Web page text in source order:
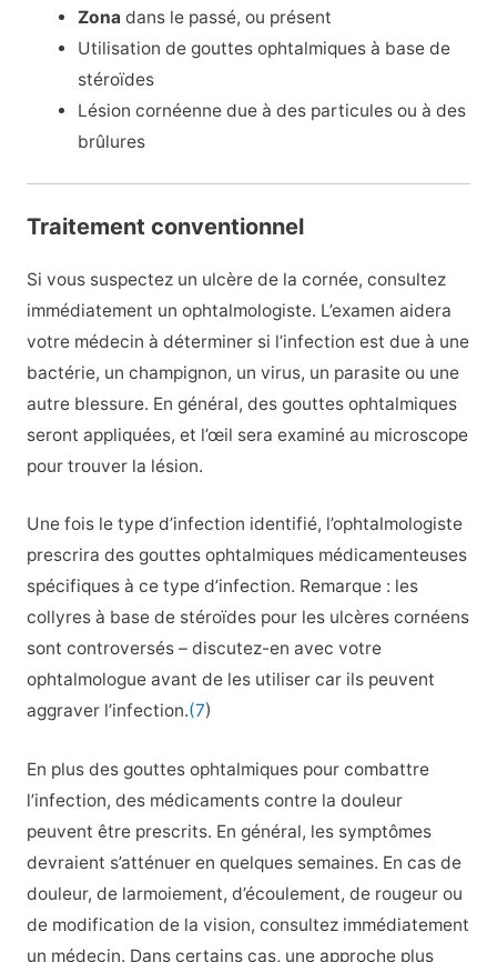
Zonadans le passé, ou présent
Utilisation de gouttes ophtalmiques à base de
stéroïdes
Lésion cornéenne due à des particules ou à des
brûlures
Traitement conventionnel
Si vous suspectez un ulcère de la cornée, consultez
immédiatement un ophtalmologiste. L’examen aidera
votre médecin à déterminer si l’infection est due à une
bactérie, un champignon, un virus, un parasite ou une
autre blessure. En général, des gouttes ophtalmiques
seront appliquées, et l’œil sera examiné au microscope
pour trouver la lésion.
Une fois le type d’infection identifié, l’ophtalmologiste
prescrira des gouttes ophtalmiques médicamenteuses
spécifiques à ce type d’infection. Remarque : les
collyres à base de stéroïdes pour les ulcères cornéens
sont controversés – discutez-en avec votre
ophtalmologue avant de les utiliser car ils peuvent
aggraver l’infection.(7)
En plus des gouttes ophtalmiques pour combattre
l’infection, des médicaments contre la douleur
peuvent être prescrits. En général, les symptômes
devraient s’atténuer en quelques semaines. En cas de
douleur, de larmoiement, d’écoulement, de rougeur ou
de modification de la vision, consultez immédiatement
un médecin. Dans certains cas, une approche plus